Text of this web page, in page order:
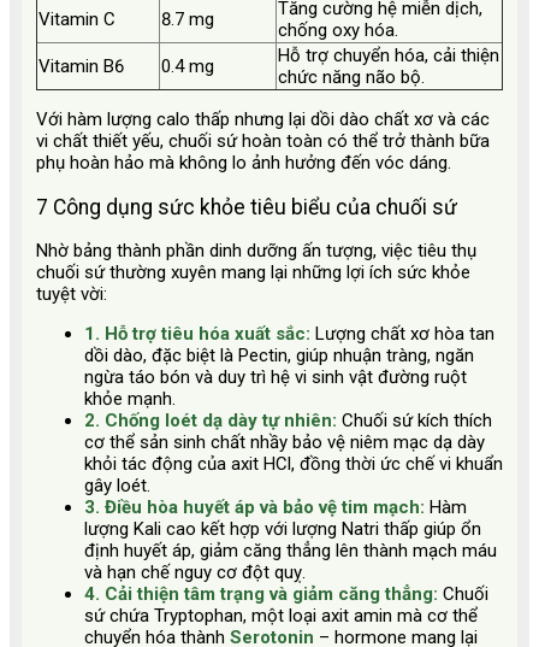
Vitamin C 8.7 mg
Tăng cường hệ miễn dịch,
chống oxy hóa.
Vitamin B6
0.4 mg
Hỗ trợ chuyển hóa, cải thiện
chức năng não bộ.
Với hàm lượng calo thấp nhưng lại dồi dào chất xơ và các
vi chất thiết yếu, chuối sứ hoàn toàn có thể trở thành bữa
phụ hoàn hảo mà không lo ảnh hưởng đến vóc dáng.
7 Công dụng sức khỏe tiêu biểu của chuối sứ
Nhờ bảng thành phần dinh dưỡng ấn tượng, việc tiêu thụ
chuối sứ thường xuyên mang lại những lợi ích sức khỏe
tuyệt vời:
1. Hỗ trợ tiêu hóa xuất sắc: Lượng chất xơ hòa tan
dồi dào, đặc biệt là Pectin, giúp nhuận tràng, ngăn
ngừa táo bón và duy trì hệ vi sinh vật đường ruột
khỏe mạnh.
2. Chống loét dạ dày tự nhiên: Chuối sứ kích thích
cơ thể sản sinh chất nhầy bảo vệ niêm mạc dạ dày
khỏi tác động của axit HCl, đồng thời ức chế vi khuẩn
gây loét.
3. Điều hòa huyết áp và bảo vệ tim mạch: Hàm
lượng Kali cao kết hợp với lượng Natri thấp giúp ổn
định huyết áp, giảm căng thẳng lên thành mạch máu
và hạn chế nguy cơ đột quỵ.
4. Cải thiện tâm trạng và giảm căng thẳng: Chuối
sứ chứa Tryptophan, một loại axit amin mà cơ thể
chuyển hóa thành Serotonin – hormone mang lại